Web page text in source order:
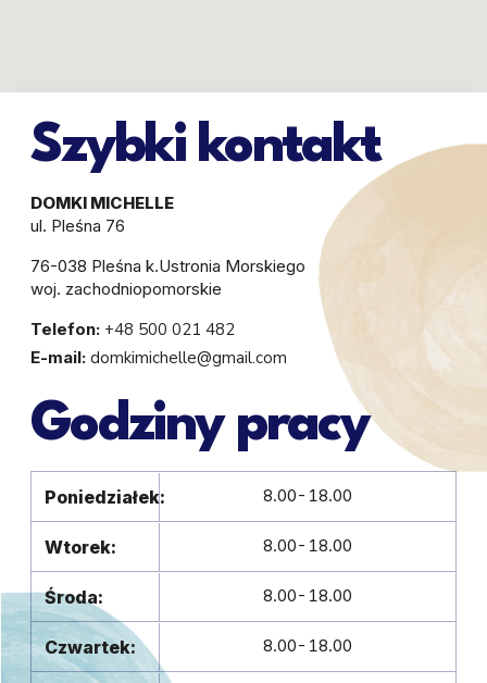
Szybki kontakt
DOMKI MICHELLE
ul. Pleśna 76
76-038 Pleśna k.Ustronia Morskiego
woj. zachodniopomorskie
Telefon: +48 500 021 482
E-mail: domkimichelle@gmail.com
Godziny pracy
Poniedziałek: 8.00-18.00
Wtorek: 8.00-18.00
Środa: 8.00-18.00
Czwartek: 8.00-18.00